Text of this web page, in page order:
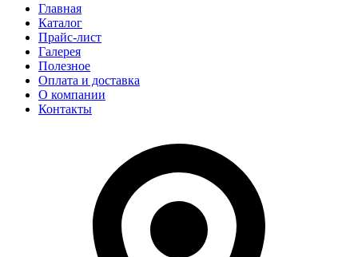
Главная
Каталог
Прайс-лист
Галерея
Полезное
Оплата и доставка
О компании
Контакты